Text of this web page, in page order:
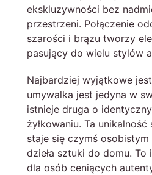
ekskluzywności bez
przestrzeni. Połączenie
szarości i brązu tworzy
pasujący do wielu stylów
Najbardziej wyjątkowe
umywalka jest jedyna w
istnieje druga o
żyłkowaniu. Ta
staje się czymś
dzieła sztuki do domu.
dla osób ceniących